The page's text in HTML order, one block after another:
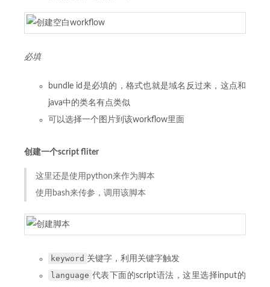
必填
bundle id是必填的，格式也就是域名反过来，这点和
java中的类名有点类似
可以选择一个图片到该workflow里面
创建一个script fliter
这里还是使用python来作为脚本
使用bash来传参，调用该脚本
keyword 关键字，利用关键字触发
language 代表下面的script语法，这里选择input的